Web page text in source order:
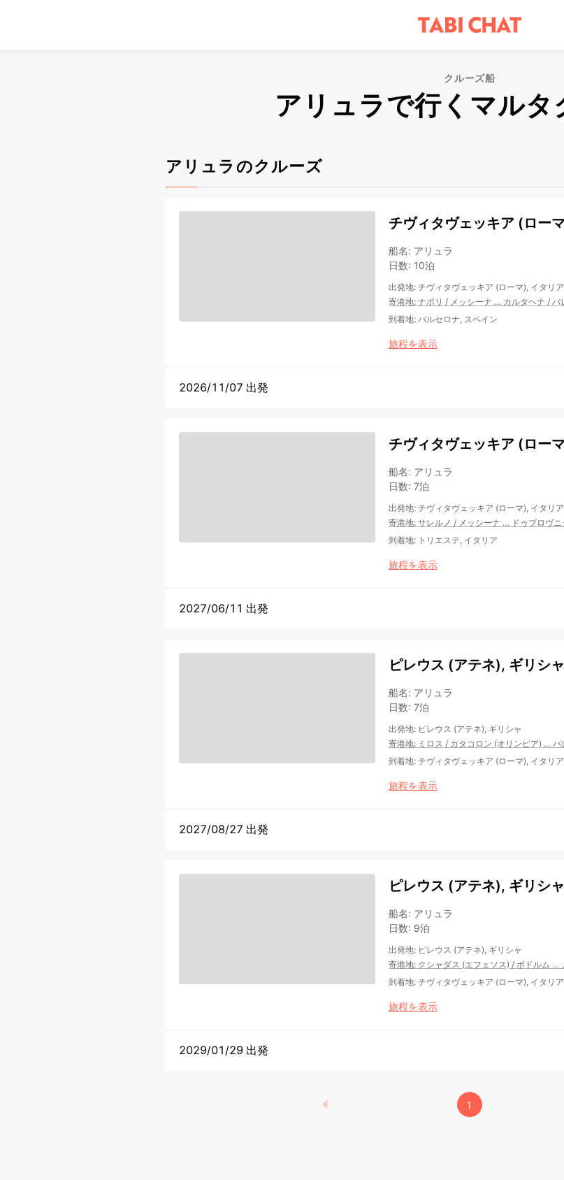
クルーズ船
アリュラで行くマルタ
アリュラのクルーズ
チヴィタヴェッキア (ロー
船名: アリュラ
日数: 10泊
出発地: チヴィタヴェッキア (ローマ), イタリア
寄港地: ナポリ / メッシーナ … カルタヘナ / バ
到着地: バルセロナ, スペイン
旅程を表示
2026/11/07 出発
チヴィタヴェッキア (ロー
船名: アリュラ
日数: 7泊
出発地: チヴィタヴェッキア (ローマ), イタリア
寄港地: サレルノ / メッシーナ … ドゥブロヴニ
到着地: トリエステ, イタリア
旅程を表示
2027/06/11 出発
ピレウス (アテネ), ギリシ
船名: アリュラ
日数: 7泊
出発地: ピレウス (アテネ), ギリシャ
寄港地: ミロス / カタコロン (オリンピア) … パ
到着地: チヴィタヴェッキア (ローマ), イタリア
旅程を表示
2027/08/27 出発
ピレウス (アテネ), ギリシ
船名: アリュラ
日数: 9泊
出発地: ピレウス (アテネ), ギリシャ
寄港地: クシャダス (エフェソス) / ボドルム …
到着地: チヴィタヴェッキア (ローマ), イタリア
旅程を表示
2029/01/29 出発
1